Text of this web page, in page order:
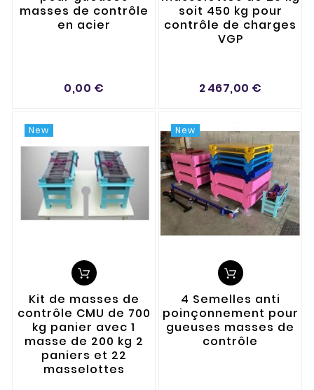
masses de contrôle
en acier
0,00 €
soit 450 kg pour
contrôle de charges
VGP
2 467,00 €
New
Kit de masses de
contrôle CMU de 700
kg panier avec 1
masse de 200 kg 2
paniers et 22
masselottes
New
4 Semelles anti
poinçonnement pour
gueuses masses de
contrôle